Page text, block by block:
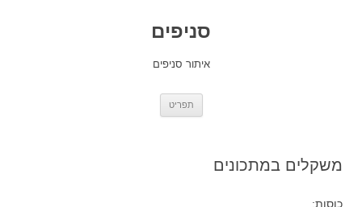
סניפים
איתור סניפים
תפריט
משקלים במתכונים
כוסות: